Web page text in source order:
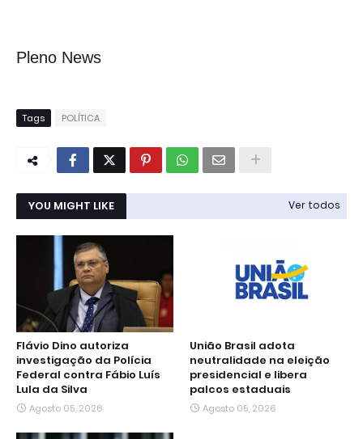
Pleno News
Tags POLÍTICA
YOU MIGHT LIKE Ver todos
Flávio Dino autoriza
investigação da Polícia
Federal contra Fábio Luís
Lula da Silva
Agosto 05, 2026
União Brasil adota
neutralidade na eleição
presidencial e libera
palcos estaduais
Agosto 05, 2026